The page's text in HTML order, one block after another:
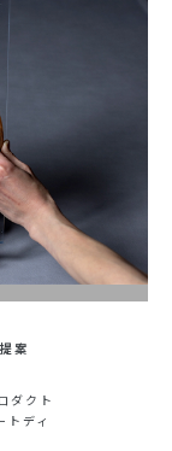
案
ダクト
ディ